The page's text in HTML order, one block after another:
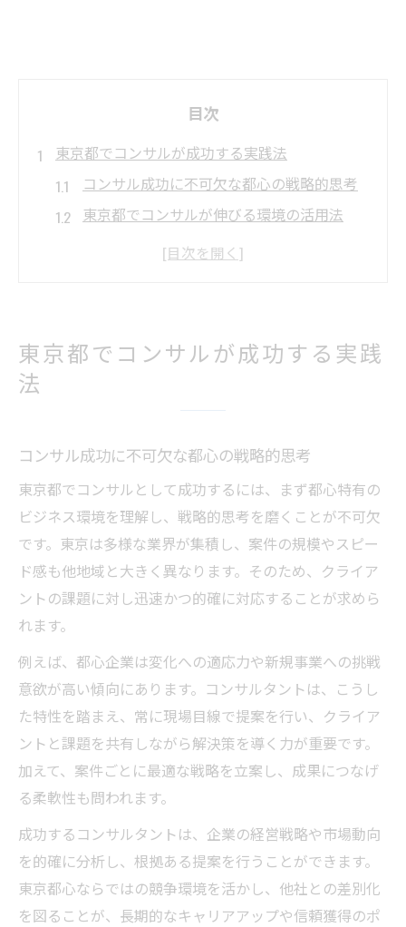
目次
東京都でコンサルが成功する実践法
コンサル成功に不可欠な都心の戦略的思考
東京都でコンサルが伸びる環境の活用法
コンサルとして信頼を得るための実践的ア
コンサル実績を東京都で積む具体的方法
東京都でコンサル成功を分ける決定的違い
クライアント信頼を築くコンサルの極意
コンサル業界で評価されるスキルと対応力
都心で必要なコンサルの選択眼と判断基準
キャリアアップ志向者が選ぶ都心コンサル
コンサルでキャリアアップを目指す際の視
都心コンサルで得られる成長機会の探し方
コンサル転職で押さえるべき評価ポイント
キャリア形成に役立つ都心コンサルの特徴
コンサル志望者が注目すべき都内案件の傾
コンサル現場で培われる実践的な力とは
東京都で活きるコンサル経験の積み方
現場視点で捉える都心コンサルの魅力
東京都でコンサルが成功する実践
法
コンサル成功に不可欠な都心の戦略的思考
東京都でコンサルとして成功するには、まず都心特有の
ビジネス環境を理解し、戦略的思考を磨くことが不可欠
です。東京は多様な業界が集積し、案件の規模やスピー
ド感も他地域と大きく異なります。そのため、クライア
ントの課題に対し迅速かつ的確に対応することが求めら
れます。
例えば、都心企業は変化への適応力や新規事業への挑戦
意欲が高い傾向にあります。コンサルタントは、こうし
た特性を踏まえ、常に現場目線で提案を行い、クライア
ントと課題を共有しながら解決策を導く力が重要です。
加えて、案件ごとに最適な戦略を立案し、成果につなげ
る柔軟性も問われます。
成功するコンサルタントは、企業の経営戦略や市場動向
を的確に分析し、根拠ある提案を行うことができます。
東京都心ならではの競争環境を活かし、他社との差別化
を図ることが、長期的なキャリアアップや信頼獲得のポ